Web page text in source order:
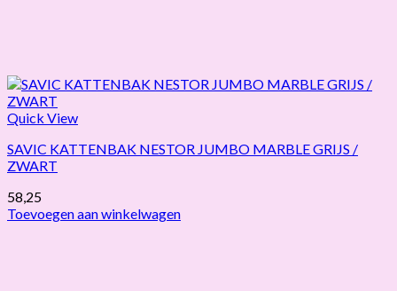
Quick View
SAVIC KATTENBAK NESTOR JUMBO MARBLE GRIJS /
ZWART
58,25
Toevoegen aan winkelwagen